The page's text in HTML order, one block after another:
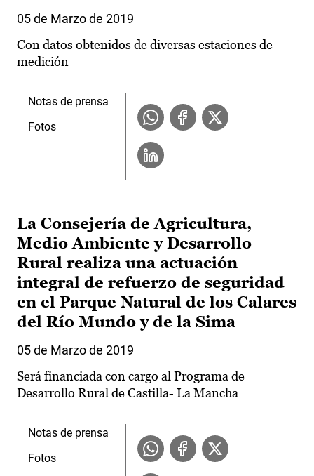
05 de Marzo de 2019
Con datos obtenidos de diversas estaciones de
medición
Notas de prensa
Fotos
La Consejería de Agricultura,
Medio Ambiente y Desarrollo
Rural realiza una actuación
integral de refuerzo de seguridad
en el Parque Natural de los Calares
del Río Mundo y de la Sima
05 de Marzo de 2019
Será financiada con cargo al Programa de
Desarrollo Rural de Castilla- La Mancha
Notas de prensa
Fotos